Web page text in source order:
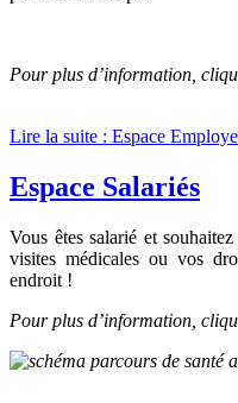
Pour plus d’information,
Lire la suite : Espace
Espace Salariés
Vous êtes salarié et
visites médicales ou vos
endroit !
Pour plus d’information,